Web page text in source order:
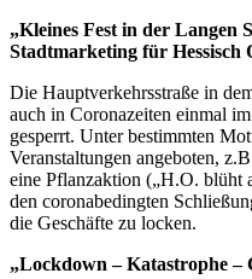
„Kleines Fest in der Langen
Stadtmarketing für Hessisch
Die Hauptverkehrsstraße in
auch in Coronazeiten einmal
gesperrt. Unter bestimmten
Veranstaltungen angeboten,
eine Pflanzaktion („H.O. blüht
den coronabedingten
die Geschäfte zu locken.
„Lockdown – Katastrophe –